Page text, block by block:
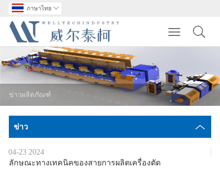
ภาษาไทย 
Toggle
ข่าวผลิตภัณฑ์
ข่าว
04-23 2024
ลักษณะทางเทคนิคของสายการผลิตเครื่องตัด